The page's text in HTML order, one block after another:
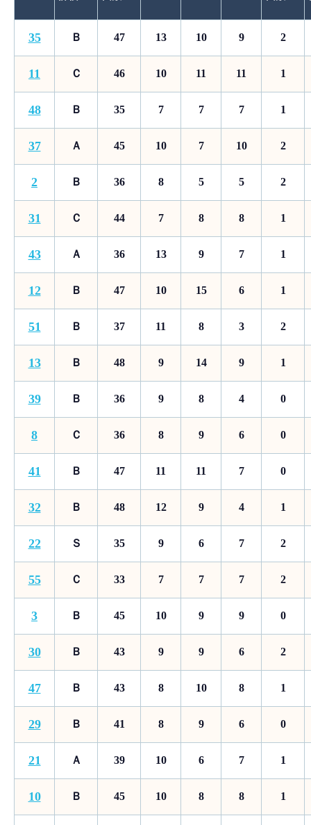
35 Ｂ 47 13 10 9 2
11 Ｃ 46 10 11 11 1
48 Ｂ 35 7 7 7 1
37 Ａ 45 10 7 10 2
2 Ｂ 36 8 5 5 2
31 Ｃ 44 7 8 8 1
43 Ａ 36 13 9 7 1
12 Ｂ 47 10 15 6 1
51 Ｂ 37 11 8 3 2
13 Ｂ 48 9 14 9 1
39 Ｂ 36 9 8 4 0
8 Ｃ 36 8 9 6 0
41 Ｂ 47 11 11 7 0
32 Ｂ 48 12 9 4 1
22 Ｓ 35 9 6 7 2
55 Ｃ 33 7 7 7 2
3 Ｂ 45 10 9 9 0
30 Ｂ 43 9 9 6 2
47 Ｂ 43 8 10 8 1
29 Ｂ 41 8 9 6 0
21 Ａ 39 10 6 7 1
10 Ｂ 45 10 8 8 1